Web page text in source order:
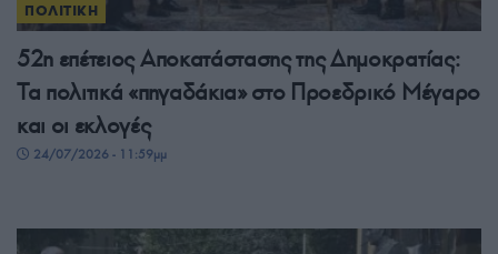
ΠΟΛΙΤΙΚΗ
52η επέτειος Αποκατάστασης της Δημοκρατίας:
Τα πολιτικά «πηγαδάκια» στο Προεδρικό Μέγαρο
και οι εκλογές
24/07/2026 - 11:59μμ